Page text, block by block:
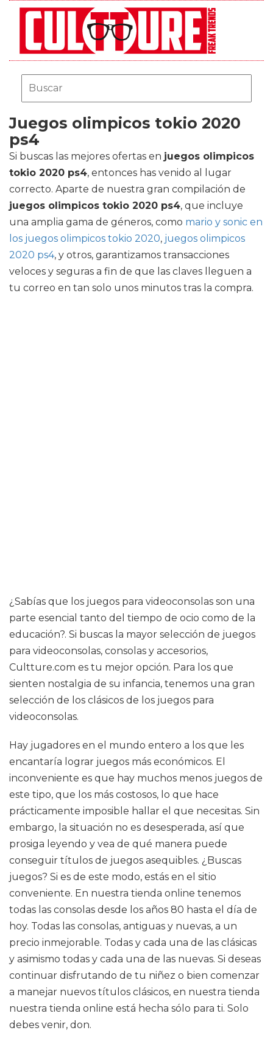
Juegos olimpicos tokio 2020
ps4
Si buscas las mejores ofertas en juegos olimpicos
tokio 2020 ps4, entonces has venido al lugar
correcto. Aparte de nuestra gran compilación de
juegos olimpicos tokio 2020 ps4, que incluye
una amplia gama de géneros, como mario y sonic en
los juegos olimpicos tokio 2020, juegos olimpicos
2020 ps4, y otros, garantizamos transacciones
veloces y seguras a fin de que las claves lleguen a
tu correo en tan solo unos minutos tras la compra.
¿Sabías que los juegos para videoconsolas son una
parte esencial tanto del tiempo de ocio como de la
educación?. Si buscas la mayor selección de juegos
para videoconsolas, consolas y accesorios,
Cultture.com es tu mejor opción. Para los que
sienten nostalgia de su infancia, tenemos una gran
selección de los clásicos de los juegos para
videoconsolas.
Hay jugadores en el mundo entero a los que les
encantaría lograr juegos más económicos. El
inconveniente es que hay muchos menos juegos de
este tipo, que los más costosos, lo que hace
prácticamente imposible hallar el que necesitas. Sin
embargo, la situación no es desesperada, así que
prosiga leyendo y vea de qué manera puede
conseguir títulos de juegos asequibles. ¿Buscas
juegos? Si es de este modo, estás en el sitio
conveniente. En nuestra tienda online tenemos
todas las consolas desde los años 80 hasta el día de
hoy. Todas las consolas, antiguas y nuevas, a un
precio inmejorable. Todas y cada una de las clásicas
y asimismo todas y cada una de las nuevas. Si deseas
continuar disfrutando de tu niñez o bien comenzar
a manejar nuevos títulos clásicos, en nuestra tienda
nuestra tienda online está hecha sólo para ti. Solo
debes venir, don.